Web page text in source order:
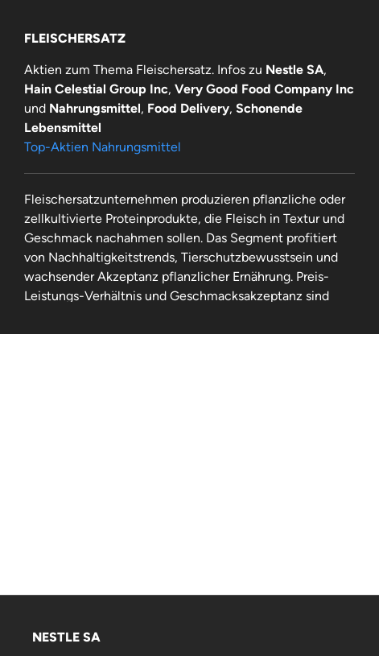
FLEISCHERSATZ
Aktien zum Thema Fleischersatz. Infos zu Nestle SA,
Hain Celestial Group Inc, Very Good Food Company Inc
und Nahrungsmittel, Food Delivery, Schonende
Lebensmittel
Top-Aktien Nahrungsmittel
Fleischersatzunternehmen produzieren pflanzliche oder
zellkultivierte Proteinprodukte, die Fleisch in Textur und
Geschmack nachahmen sollen. Das Segment profitiert
von Nachhaltigkeitstrends, Tierschutzbewusstsein und
wachsender Akzeptanz pflanzlicher Ernährung. Preis-
Leistungs-Verhältnis und Geschmacksakzeptanz sind
NESTLE SA